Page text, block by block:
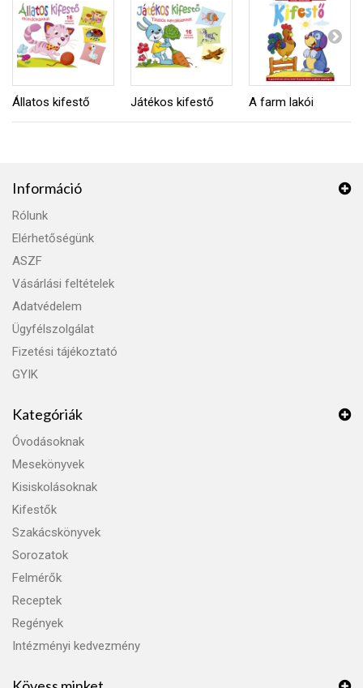
Állatos kifestő Játékos kifestő A farm lakói
Információ
Rólunk
Elérhetőségünk
ASZF
Vásárlási feltételek
Adatvédelem
Ügyfélszolgálat
Fizetési tájékoztató
GYIK
Kategóriák
Óvodásoknak
Mesekönyvek
Kisiskolásoknak
Kifestők
Szakácskönyvek
Sorozatok
Felmérők
Receptek
Regények
Intézményi kedvezmény